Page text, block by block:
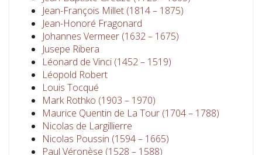
Jean-François Millet (1814 – 1875)
Jean-Honoré Fragonard
Johannes Vermeer (1632 – 1675)
Jusepe Ribera
Léonard de Vinci (1452 – 1519)
Léopold Robert
Louis Tocqué
Mark Rothko (1903 – 1970)
Maurice Quentin de La Tour (1704 – 1788)
Nicolas de Largillierre
Nicolas Poussin (1594 – 1665)
Paul Véronèse (1528 – 1588)